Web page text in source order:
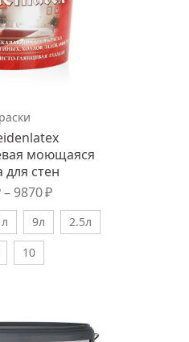
моющаяся
для стен
– 9870₽
9л
2.5л
10